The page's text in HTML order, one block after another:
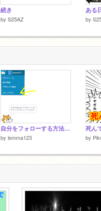
続き
by S25AZ
ある
by
自分をフォローする方法!? How to Follow Yourself
by lemma123 by